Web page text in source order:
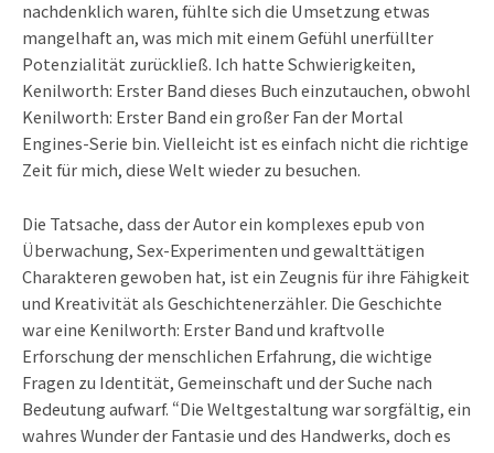
nachdenklich waren, fühlte sich die Umsetzung etwas
mangelhaft an, was mich mit einem Gefühl unerfüllter
Potenzialität zurückließ. Ich hatte Schwierigkeiten,
Kenilworth: Erster Band dieses Buch einzutauchen, obwohl
Kenilworth: Erster Band ein großer Fan der Mortal
Engines-Serie bin. Vielleicht ist es einfach nicht die richtige
Zeit für mich, diese Welt wieder zu besuchen.
Die Tatsache, dass der Autor ein komplexes epub von
Überwachung, Sex-Experimenten und gewalttätigen
Charakteren gewoben hat, ist ein Zeugnis für ihre Fähigkeit
und Kreativität als Geschichtenerzähler. Die Geschichte
war eine Kenilworth: Erster Band und kraftvolle
Erforschung der menschlichen Erfahrung, die wichtige
Fragen zu Identität, Gemeinschaft und der Suche nach
Bedeutung aufwarf. “Die Weltgestaltung war sorgfältig, ein
wahres Wunder der Fantasie und des Handwerks, doch es